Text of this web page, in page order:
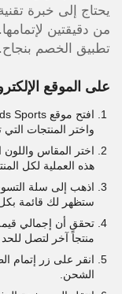
يحتاج إلى خبرة
من دقيقتين
تطبيق الخصم بنجاح.
على الموقع
واختر المنتجات
اختر المقاس
هذه العملية لكل
اذهب إلى سلة
ستظهر لك قائمة بكل
منتجاً آخر لتصل للحد
الشحن.